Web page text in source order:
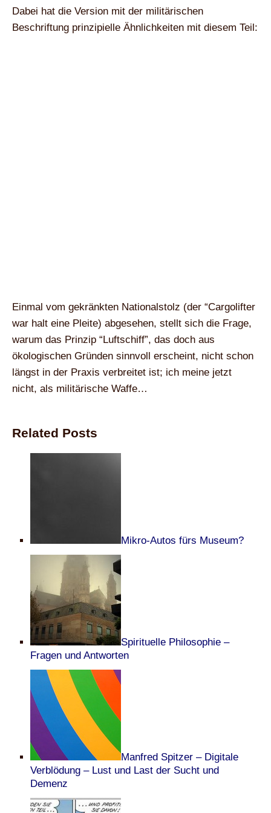
Dabei hat die Version mit der militärischen
Beschriftung prinzipielle Ähnlichkeiten mit diesem Teil:
Einmal vom gekränkten Nationalstolz (der “Cargolifter
war halt eine Pleite) abgesehen, stellt sich die Frage,
warum das Prinzip “Luftschiff”, das doch aus
ökologischen Gründen sinnvoll erscheint, nicht schon
längst in der Praxis verbreitet ist; ich meine jetzt
nicht, als militärische Waffe…
Related Posts
Mikro-Autos fürs Museum?
Spirituelle Philosophie –
Fragen und Antworten
Manfred Spitzer – Digitale
Verblödung – Lust und Last der Sucht und
Demenz